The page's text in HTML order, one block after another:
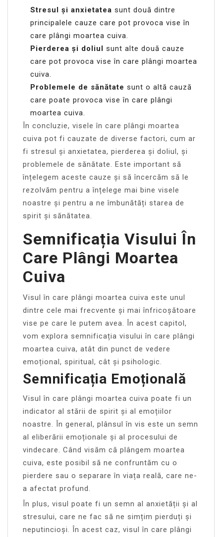
Stresul și anxietatea sunt două dintre
principalele cauze care pot provoca vise în
care plângi moartea cuiva.
Pierderea și doliul sunt alte două cauze
care pot provoca vise în care plângi moartea
cuiva.
Problemele de sănătate sunt o altă cauză
care poate provoca vise în care plângi
moartea cuiva.
În concluzie, visele în care plângi moartea
cuiva pot fi cauzate de diverse factori, cum ar
fi stresul și anxietatea, pierderea și doliul, și
problemele de sănătate. Este important să
înțelegem aceste cauze și să încercăm să le
rezolvăm pentru a înțelege mai bine visele
noastre și pentru a ne îmbunătăți starea de
spirit și sănătatea.
Semnificația Visului În
Care Plângi Moartea
Cuiva
Visul în care plângi moartea cuiva este unul
dintre cele mai frecvente și mai înfricoșătoare
vise pe care le putem avea. În acest capitol,
vom explora semnificația visului în care plângi
moartea cuiva, atât din punct de vedere
emoțional, spiritual, cât și psihologic.
Semnificația Emoțională
Visul în care plângi moartea cuiva poate fi un
indicator al stării de spirit și al emoțiilor
noastre. În general, plânsul în vis este un semn
al eliberării emoționale și al procesului de
vindecare. Când visăm că plângem moartea
cuiva, este posibil să ne confruntăm cu o
pierdere sau o separare în viața reală, care ne-
a afectat profund.
În plus, visul poate fi un semn al anxietății și al
stresului, care ne fac să ne simțim pierduți și
neputincioși. În acest caz, visul în care plângi